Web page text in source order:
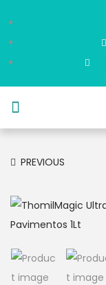
PREVIOUS